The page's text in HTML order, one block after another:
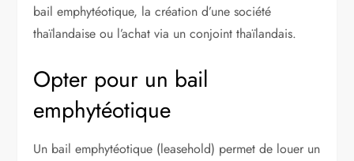
bail emphytéotique, la création d’une société
thaïlandaise ou l’achat via un conjoint thaïlandais.
Opter pour un bail
emphytéotique
Un bail emphytéotique (leasehold) permet de louer un